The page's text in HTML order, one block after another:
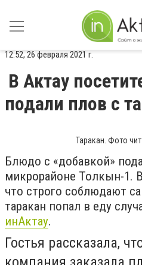
12:52, 26 февраля 2021 г.
В Актау
подали плов с
Таракан. Фото
Блюдо с «добавкой»
микрорайоне Толкын-1.
что строго соблюдают
таракан попал в еду
инАктау.
Гостья рассказала,